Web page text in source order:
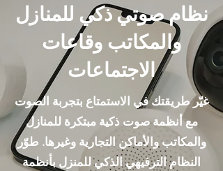
نظام صوتي ذكي للمنازل
والمكاتب وقاعات
الاجتماعات
غيّر طريقتك في الاستمتاع بتجربة الصوت
مع أنظمة صوت ذكية مبتكرة للمنازل
والمكاتب والأماكن التجارية وغيرها. طوّر
النظام الترفيهي الذكي للمنزل بأنظمة